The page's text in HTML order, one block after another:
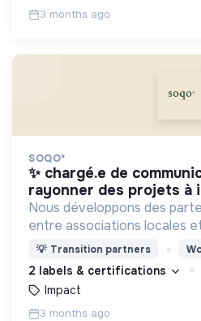
3 months ago
SOQO*
✨ chargé.e de communication junior - faire
rayonner des projets à
Nous développons des
entre associations locales
engagées ! Join us if you
everyday 😊
💡 Transition partners
2 labels & certifications
Impact
3 months ago